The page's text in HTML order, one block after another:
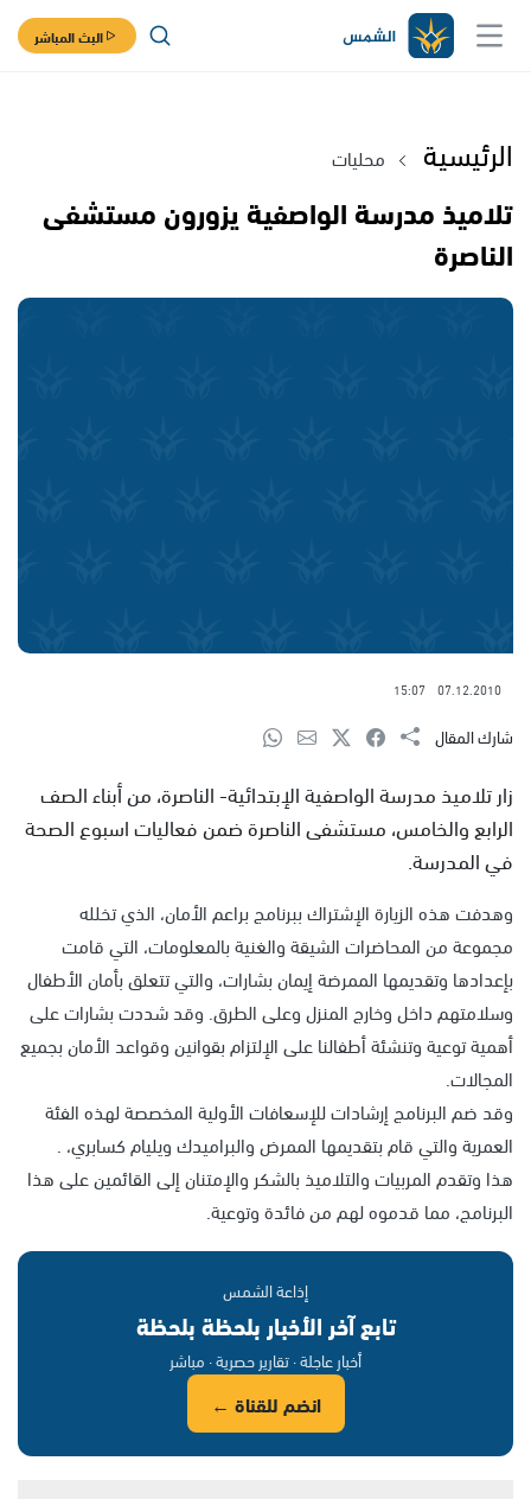
البث المباشر
الرئيسية محليات
تلاميذ مدرسة الواصفية يزورون مستشفى
الناصرة
07.12.2010
15:07
شارك المقال
زار تلاميذ مدرسة الواصفية الإبتدائية- الناصرة، من أبناء الصف
الرابع والخامس، مستشفى الناصرة ضمن فعاليات اسبوع الصحة
في المدرسة.
وهدفت هذه الزيارة الإشتراك ببرنامج براعم الأمان، الذي تخلله
مجموعة من المحاضرات الشيقة والغنية بالمعلومات، التي قامت
بإعدادها وتقديمها الممرضة إيمان بشارات، والتي تتعلق بأمان الأطفال
وسلامتهم داخل وخارج المنزل وعلى الطرق. وقد شددت بشارات على
أهمية توعية وتنشئة أطفالنا على الإلتزام بقوانين وقواعد الأمان بجميع
المجالات.
وقد ضم البرنامج إرشادات للإسعافات الأولية المخصصة لهذه الفئة
العمرية والتي قام بتقديمها الممرض والبراميدك ويليام كسابري، .
هذا وتقدم المربيات والتلاميذ بالشكر والإمتنان إلى القائمين على هذا
البرنامج، مما قدموه لهم من فائدة وتوعية.
إذاعة الشمس
تابع آخر الأخبار بلحظة بلحظة
أخبار عاجلة · تقارير حصرية · مباشر
انضم للقناة ←